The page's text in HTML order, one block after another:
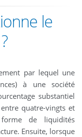
le
par lequel une
à une société
substantiel
quatre-vingts et
de liquidités
Ensuite, lorsque